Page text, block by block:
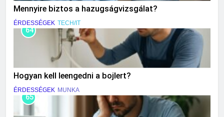
Mennyire biztos a hazugságvizsgálat?
ÉRDESSÉGEK TECH/IT
64
Hogyan kell leengedni a bojlert?
ÉRDESSÉGEK MUNKA
65